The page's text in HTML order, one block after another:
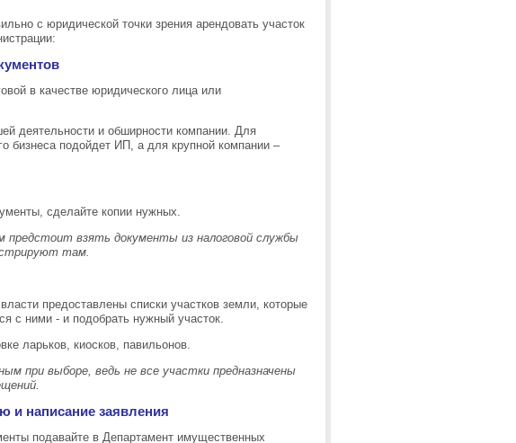
с юридической точки зрения арендовать участок
в качестве юридического лица или
деятельности и обширности компании. Для
бизнеса подойдет ИП, а для крупной компании –
сделайте копии нужных.
взять документы из налоговой службы
там.
предоставлены списки участков земли, которые
с ними - и подобрать нужный участок.
ларьков, киосков, павильонов.
при выборе, ведь не все участки предназначены
и написание заявления
подавайте в Департамент имущественных